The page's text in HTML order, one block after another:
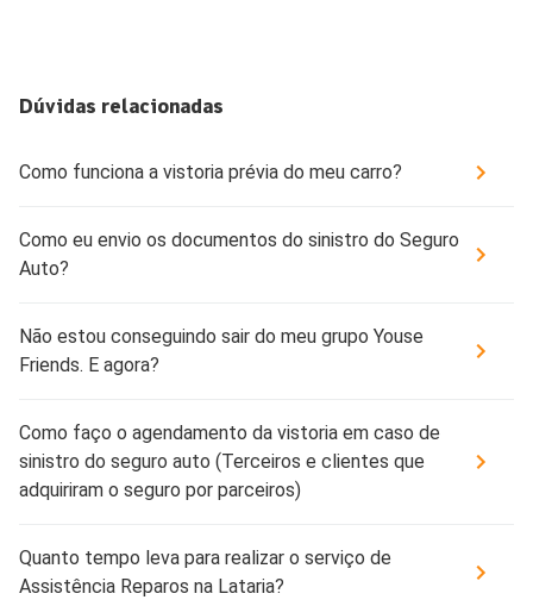
Dúvidas relacionadas
Como funciona a vistoria prévia do meu carro?
Como eu envio os documentos do sinistro do Seguro
Auto?
Não estou conseguindo sair do meu grupo Youse
Friends. E agora?
Como faço o agendamento da vistoria em caso de
sinistro do seguro auto (Terceiros e clientes que
adquiriram o seguro por parceiros)
Quanto tempo leva para realizar o serviço de
Assistência Reparos na Lataria?